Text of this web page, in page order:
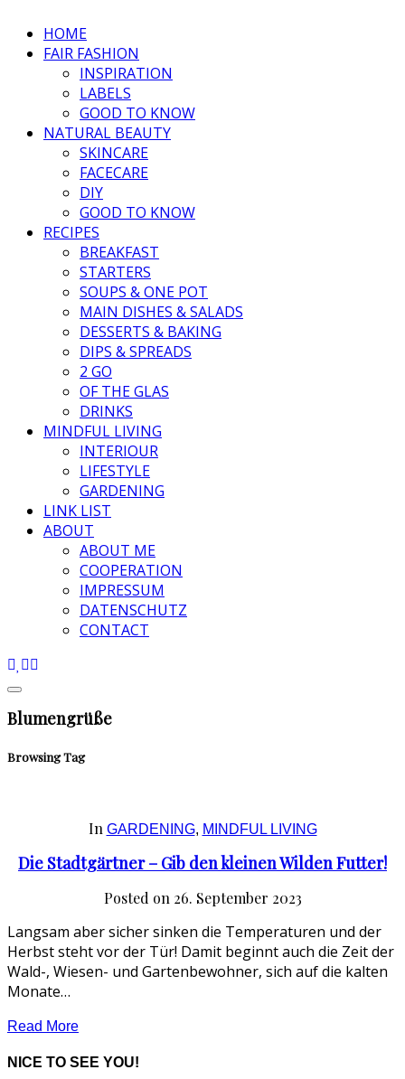
HOME
FAIR FASHION
INSPIRATION
LABELS
GOOD TO KNOW
NATURAL BEAUTY
SKINCARE
FACECARE
DIY
GOOD TO KNOW
RECIPES
BREAKFAST
STARTERS
SOUPS & ONE POT
MAIN DISHES & SALADS
DESSERTS & BAKING
DIPS & SPREADS
2 GO
OF THE GLAS
DRINKS
MINDFUL LIVING
INTERIOUR
LIFESTYLE
GARDENING
LINK LIST
ABOUT
ABOUT ME
COOPERATION
IMPRESSUM
DATENSCHUTZ
CONTACT
Blumengrüße
Browsing Tag
In GARDENING, MINDFUL LIVING
Die Stadtgärtner – Gib den kleinen Wilden Futter!
Posted on 26. September 2023
Langsam aber sicher sinken die Temperaturen und der
Herbst steht vor der Tür! Damit beginnt auch die Zeit der
Wald-, Wiesen- und Gartenbewohner, sich auf die kalten
Monate…
Read More
NICE TO SEE YOU!